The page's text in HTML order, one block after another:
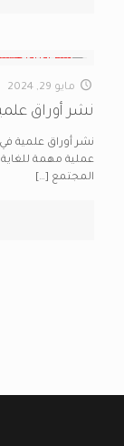
مايو 29, 2024
نشر أوراق
نشر أوراق علمية
عملية مهمة
المجتمع […]